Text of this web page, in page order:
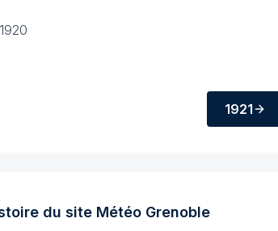
1921
du site MétéoGrenoble